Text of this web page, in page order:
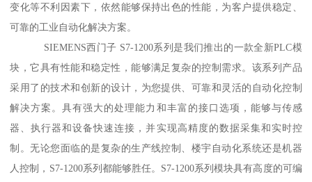
变化等不利因素下，依然能够保持出色的性能，为客户提供稳定、
可靠的工业自动化解决方案。
SIEMENS西门子 S7-1200系列是我们推出的一款全新PLC模
块，它具有性能和稳定性，能够满足复杂的控制需求。该系列产品
采用了的技术和创新的设计，为您提供、可靠和灵活的自动化控制
解决方案。具有强大的处理能力和丰富的接口选项，能够与传感
器、执行器和设备快速连接，并实现高精度的数据采集和实时控
制。无论您面临的是复杂的生产线控制、楼宇自动化系统还是机器
人控制，S7-1200系列都能够胜任。S7-1200系列模块具有高度的可编